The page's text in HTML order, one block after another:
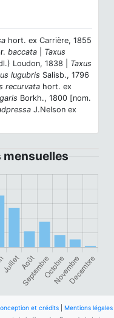
hort. ex Carrière, 1855
baccata
Taxus
Loudon, 1838 | Taxus
lugubris Salisb., 1796
recurvata hort. ex
Borkh., 1800 [nom.
J.Nelson ex
et crédits
Mentions légales